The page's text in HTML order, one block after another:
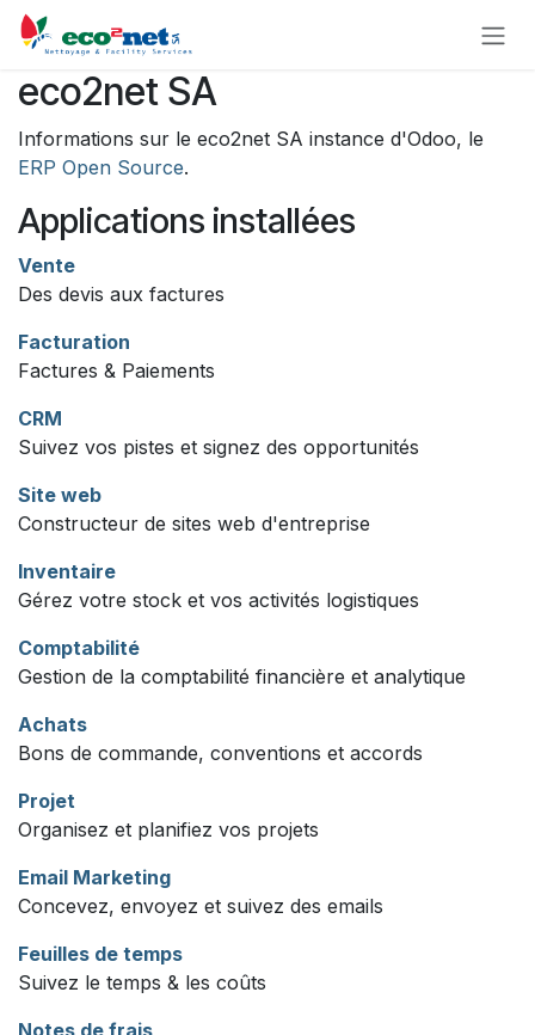
Se rendre au contenu
eco2net SA
Informations sur le eco2net SA instance d'Odoo, le
ERP Open Source.
Applications installées
Vente
Des devis aux factures
Facturation
Factures & Paiements
CRM
Suivez vos pistes et signez des opportunités
Site web
Constructeur de sites web d'entreprise
Inventaire
Gérez votre stock et vos activités logistiques
Comptabilité
Gestion de la comptabilité financière et analytique
Achats
Bons de commande, conventions et accords
Projet
Organisez et planifiez vos projets
Email Marketing
Concevez, envoyez et suivez des emails
Feuilles de temps
Suivez le temps & les coûts
Notes de frais